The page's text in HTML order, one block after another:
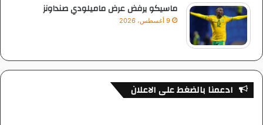
ماسيكو يرفض عرض ماميلودي صنداونز
9 أغسطس، 2026
ادعمنا بالضغط على الاعلان